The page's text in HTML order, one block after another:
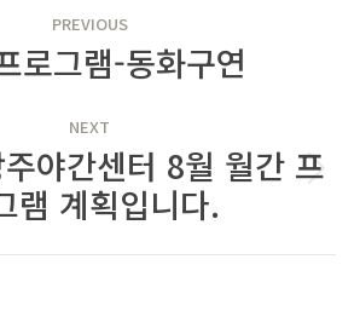
PREVIOUS
Previous
로그램-동화구연
NEXT
Next
post:
야간센터 8월 월간 프
램 계획입니다.